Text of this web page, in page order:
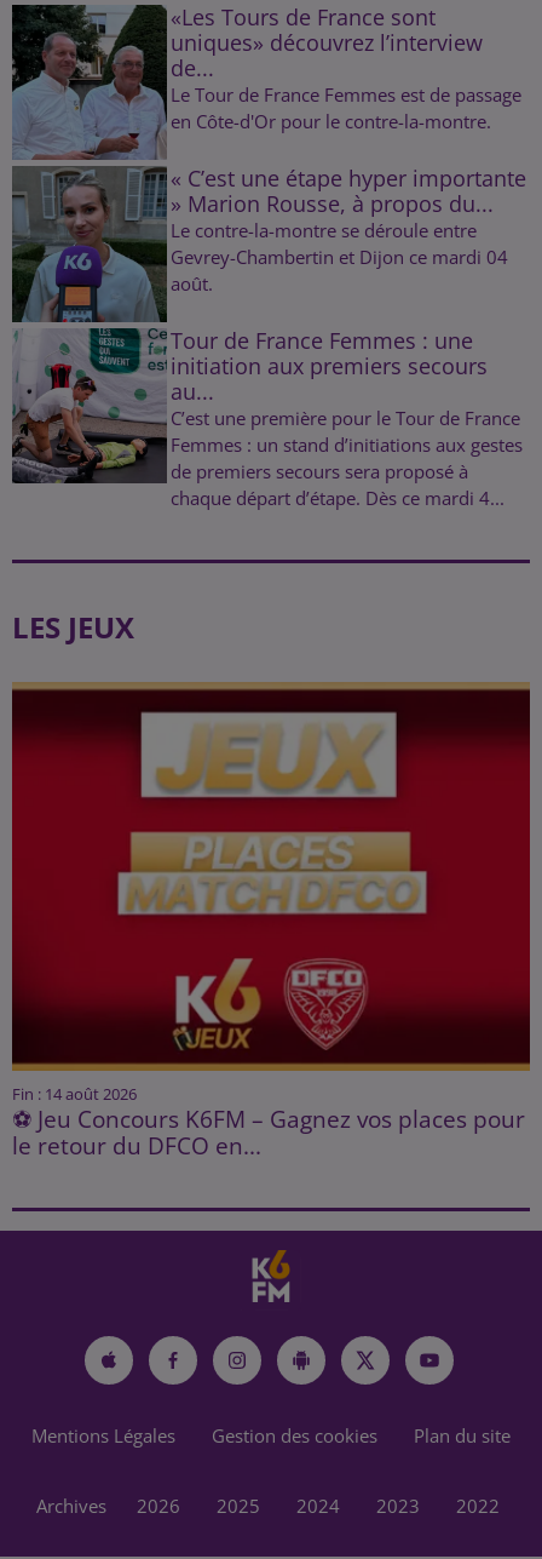
«Les Tours de France sont
uniques» découvrez l’interview
de...
Le Tour de France Femmes est de passage
en Côte-d'Or pour le contre-la-montre.
« C’est une étape hyper importante
» Marion Rousse, à propos du...
Le contre-la-montre se déroule entre
Gevrey-Chambertin et Dijon ce mardi 04
août.
Tour de France Femmes : une
initiation aux premiers secours
au...
C’est une première pour le Tour de France
Femmes : un stand d’initiations aux gestes
de premiers secours sera proposé à
chaque départ d’étape. Dès ce mardi 4...
LES JEUX
Fin : 14 août 2026
⚽ Jeu Concours K6FM – Gagnez vos places pour
le retour du DFCO en...
Mentions Légales Gestion des cookies Plan du site
Archives 2026 2025 2024 2023 2022